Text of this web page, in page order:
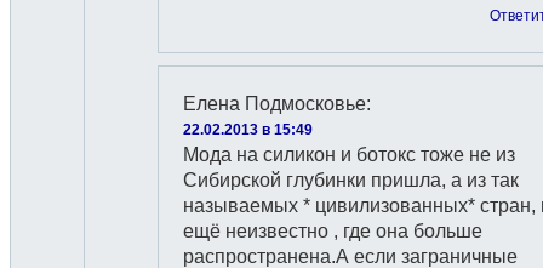
Елена Подмосковье:
22.02.2013 в 15:49
Мода на силикон и ботокс тоже не из
Сибирской глубинки пришла, а из так
называемых * цивилизованных* стран,
ещё неизвестно , где она больше
распространена.А если заграничные